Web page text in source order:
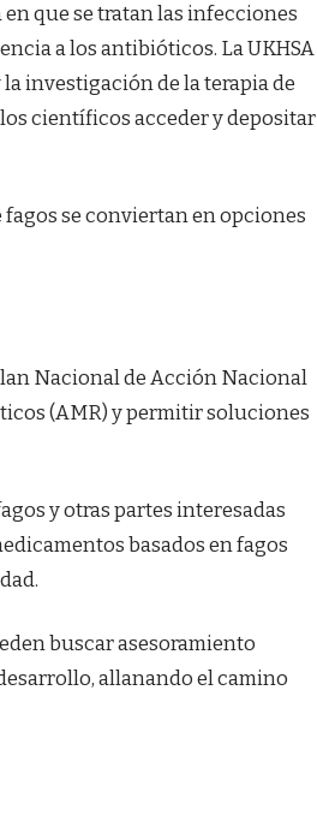
que se tratan las infecciones
a los antibióticos. La UKHSA
investigación de la terapia de
científicos acceder y depositar
se conviertan en opciones
Nacional de Acción Nacional
(AMR) y permitir soluciones
y otras partes interesadas
basados ​​en fagos
buscar asesoramiento
allanando el camino